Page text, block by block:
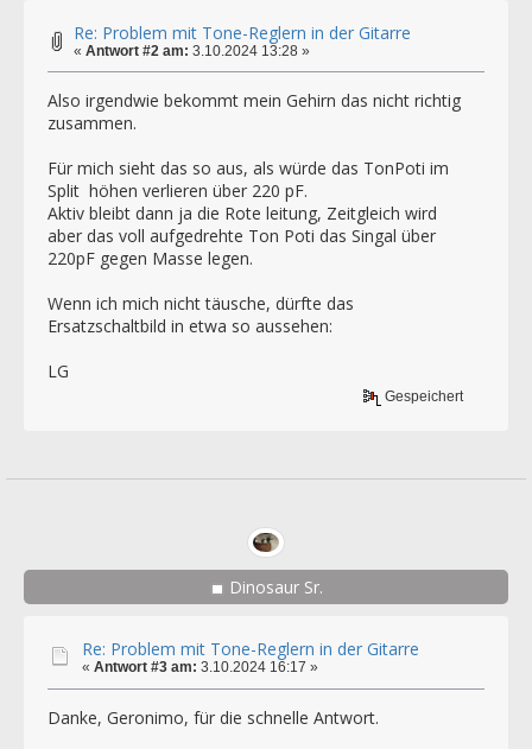
Re: Problem mit Tone-Reglern in der Gitarre
« Antwort #2 am: 3.10.2024 13:28 »
Also irgendwie bekommt mein Gehirn das nicht richtig
zusammen.
Für mich sieht das so aus, als würde das TonPoti im
Split höhen verlieren über 220 pF.
Aktiv bleibt dann ja die Rote leitung, Zeitgleich wird
aber das voll aufgedrehte Ton Poti das Singal über
220pF gegen Masse legen.
Wenn ich mich nicht täusche, dürfte das
Ersatzschaltbild in etwa so aussehen:
LG
Gespeichert
Dinosaur Sr.
Re: Problem mit Tone-Reglern in der Gitarre
« Antwort #3 am: 3.10.2024 16:17 »
Danke, Geronimo, für die schnelle Antwort.